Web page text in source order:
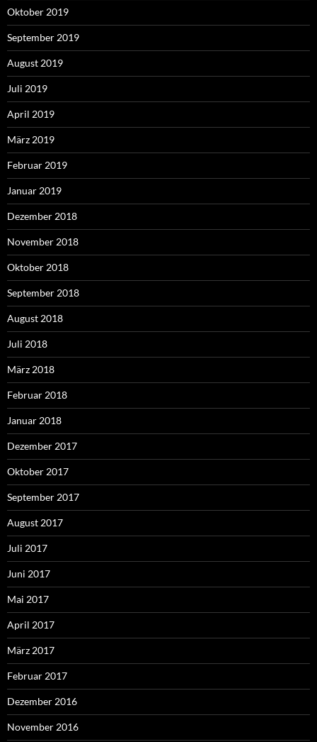
Oktober 2019
September 2019
August 2019
Juli 2019
April 2019
März 2019
Februar 2019
Januar 2019
Dezember 2018
November 2018
Oktober 2018
September 2018
August 2018
Juli 2018
März 2018
Februar 2018
Januar 2018
Dezember 2017
Oktober 2017
September 2017
August 2017
Juli 2017
Juni 2017
Mai 2017
April 2017
März 2017
Februar 2017
Dezember 2016
November 2016